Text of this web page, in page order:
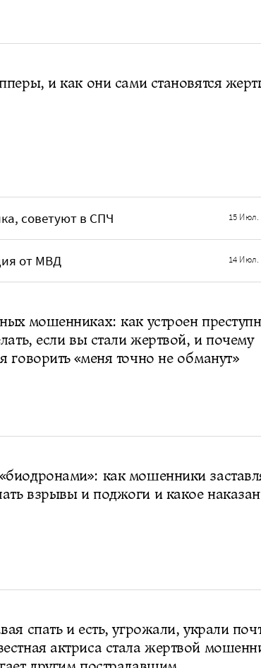
и как они сами становятся
советуют в СПЧ 15 Июл.
от МВД 14 Июл.
мошенниках: как устроен
если вы стали жертвой, и почему
говорить «меня точно не обманут»
как мошенники
взрывы и поджоги и какое
спать и есть, угрожали, украли
актриса стала жертвой